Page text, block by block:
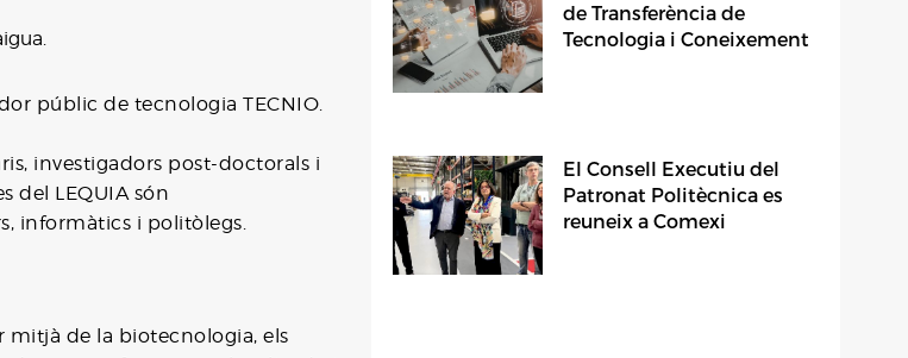
públic de tecnologia TECNIO.
investigadors post-doctorals i
del LEQUIA són
informàtics i politòlegs.
mitjà de la biotecnologia, els
de Transferència de
Tecnologia i Coneixement
El Consell Executiu del
Patronat Politècnica es
reuneix a Comexi